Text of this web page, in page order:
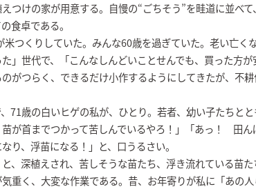
つけの家が用意する。自慢の“ごちそう”を畦道に並べ
食卓である。
米つくりしていた。みんな60歳を過ぎていた。老い亡く
」世代で、「こんなしんどいことせんでも、買った方
がつらく、できるだけ小作するようにしてきたが、不
71歳の白いヒゲの私が、ひとり。若者、幼い子たちと
苗が首までつかって苦しんでいるやろ！」「あっ！ 田
り、浮苗になる！」と、口うるさい。
、深植えされ、苦しそうな苗たち、浮き流れている苗
重く、大変な作業である。昔、お年寄りが私に「あの人